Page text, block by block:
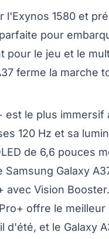
l'Exynos 1580 et
pour
pour le jeu et le
ferme la marche
est le plus immersif
120 Hz et sa
de 6,6 pouces
Samsung Galaxy
avec Vision Booster.
offre le
d'été, et le Galaxy